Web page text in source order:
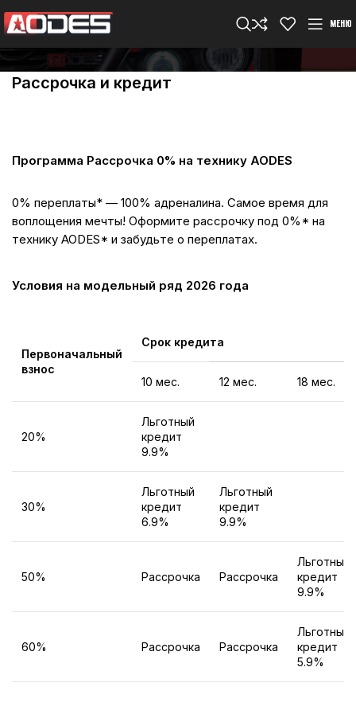
МЕНЮ
Рассрочка и кредит
Программа Рассрочка 0% на технику AODES
0% переплаты* — 100% адреналина. Самое время для
воплощения мечты! Оформите рассрочку под 0%* на
технику AODES* и забудьте о переплатах.
Условия на модельный ряд 2026 года
Первоначальный
взнос
Срок кредита
10 мес. 12 мес. 18 мес.
20%
Льготный
кредит
9.9%
30%
Льготный
кредит
6.9%
Льготный
кредит
9.9%
50% Рассрочка Рассрочка
Льготный
кредит
9.9%
60% Рассрочка Рассрочка
Льготный
кредит
5.9%